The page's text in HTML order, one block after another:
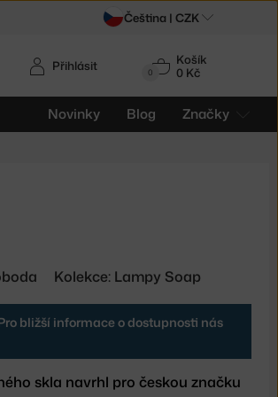
0
Košík
0 Kč
Novinky Blog Značky
Přihlásit
Kolekce: Lampy Soap
bližší informace o dostupnosti nás
skla navrhl pro českou značku
Čeština | CZK